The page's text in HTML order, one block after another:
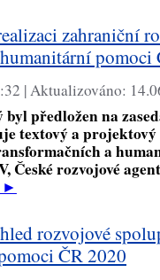
zahraniční
pomoci
|Aktualizováno:
předložen na
textový a
a
České rozvojové
rozvojové
ČR 2020